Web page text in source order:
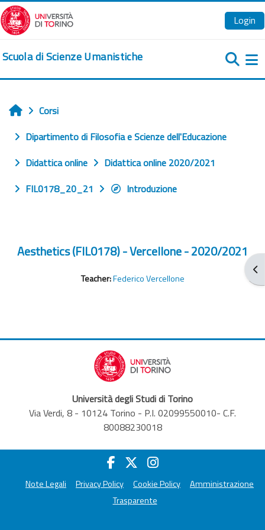
Vai al contenuto principale
Login
Scuola di Scienze Umanistiche
Home
Corsi
Dipartimento di Filosofia e Scienze dell'Educazione
Didattica online
Didattica online 2020/2021
FIL0178_20_21
Introduzione
Aesthetics (FIL0178) - Vercellone - 2020/2021
Teacher:Federico Vercellone
Università degli Studi di Torino
Via Verdi, 8 - 10124 Torino - P.I. 02099550010- C.F.
80088230018
Note Legali Privacy Policy Cookie Policy
Amministrazione
Trasparente